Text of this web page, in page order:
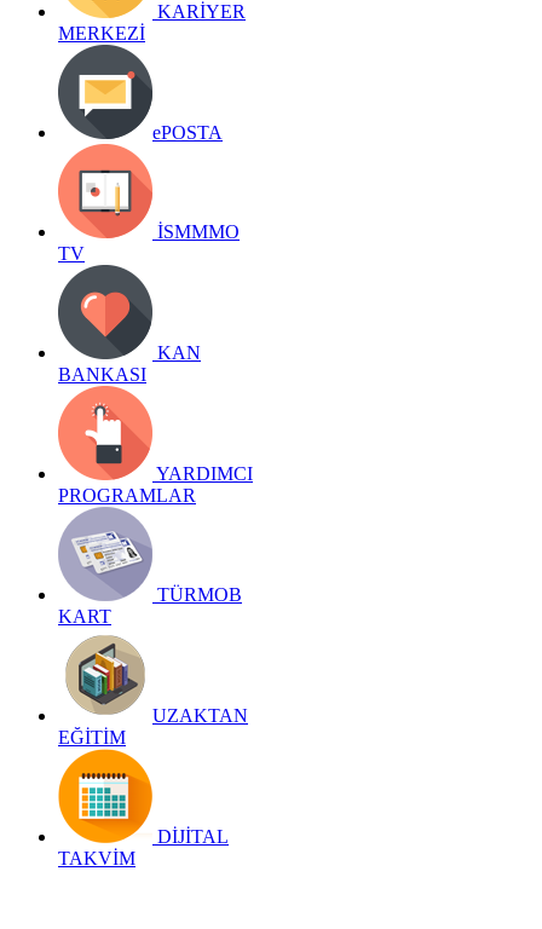
KARİYER
MERKEZİ
ePOSTA
İSMMMO
TV
KAN
BANKASI
YARDIMCI
PROGRAMLAR
TÜRMOB
KART
UZAKTAN
EĞİTİM
DİJİTAL
TAKVİM